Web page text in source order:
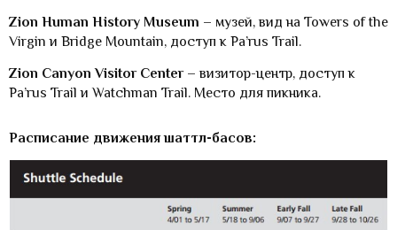
Zion Human History Museum – музей, вид на Towers of the
Virgin и Bridge Mountain, доступ к Pa’rus Trail.
Zion Canyon Visitor Center– визитор-центр, доступ к
Pa’rus Trail и Watchman Trail. Место для пикника.
Расписание движения шаттл-басов: